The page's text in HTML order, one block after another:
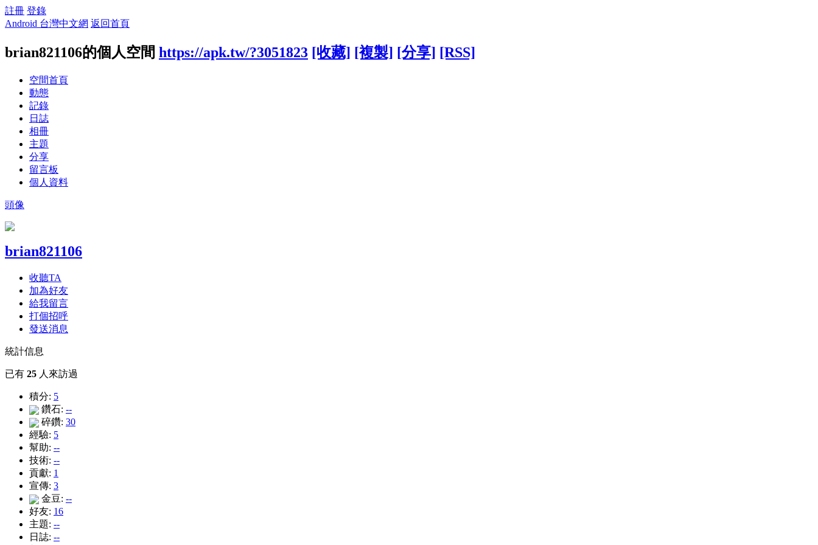
註冊 登錄
Android 台灣中文網 返回首頁
brian821106的個人空間 https://apk.tw/?3051823 [收藏] [複製] [分享] [RSS]
空間首頁
動態
記錄
日誌
相冊
主題
分享
留言板
個人資料
頭像
brian821106
收聽TA
加為好友
給我留言
打個招呼
發送消息
統計信息
已有 25 人來訪過
積分: 5
鑽石: --
碎鑽: 30
經驗: 5
幫助: --
技術: --
貢獻: 1
宣傳: 3
金豆: --
好友: 16
主題: --
日誌: --